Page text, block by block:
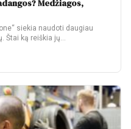
Medžiagos,
siekia naudoti daugiau
Štai ką reiškia jų…